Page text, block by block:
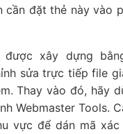
cần đặt thẻ này vào
được xây dựng
sửa trực tiếp file
Thay vào đó, hãy
Webmaster Tools.
vực để dán mã xác